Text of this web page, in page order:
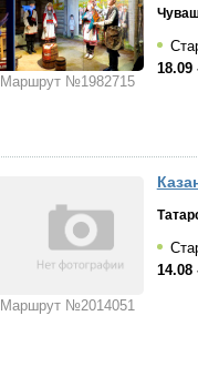
Маршрут №1982715
18.09
Маршрут №2014051
14.08